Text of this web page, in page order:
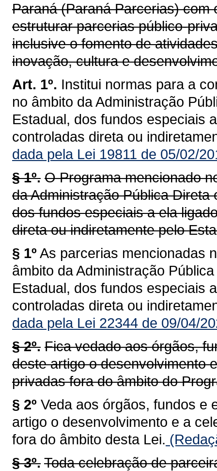
Paraná (Paraná Parcerias) com
estruturar parcerias público-
inclusive o fomento de
inovação, cultura e
Art. 1º. Institui normas para a
no âmbito da Administração
Estadual, dos fundos especiais
controladas direta ou
dada pela Lei 19811 de 05/02/
§ 1º. O Programa mencionado
da Administração Pública
dos fundos especiais a ela
direta ou indiretamente pelo
§ 1º As parcerias mencionadas
âmbito da Administração
Estadual, dos fundos especiais
controladas direta ou
dada pela Lei 22344 de 09/04/
§ 2º. Fica vedado aos órgãos,
deste artigo o desenvolvimento
privadas fora do âmbito do
§ 2º Veda aos órgãos, fundos e
artigo o desenvolvimento e a
fora do âmbito desta Lei.
§ 3º. Toda celebração de